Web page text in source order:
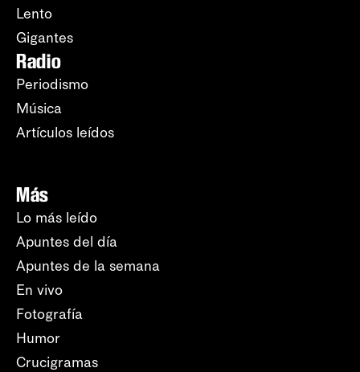
Lento
Gigantes
Radio
Periodismo
Música
Artículos leídos
Más
Lo más leído
Apuntes del día
Apuntes de la semana
En vivo
Fotografía
Humor
Crucigramas